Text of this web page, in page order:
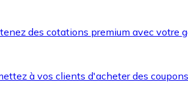
des cotations premium avec votre
à vos clients d'acheter des